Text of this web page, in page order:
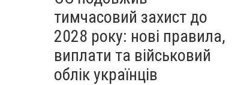
тимчасовий захист до
2028 року: нові правила,
виплати та військовий
облік українців